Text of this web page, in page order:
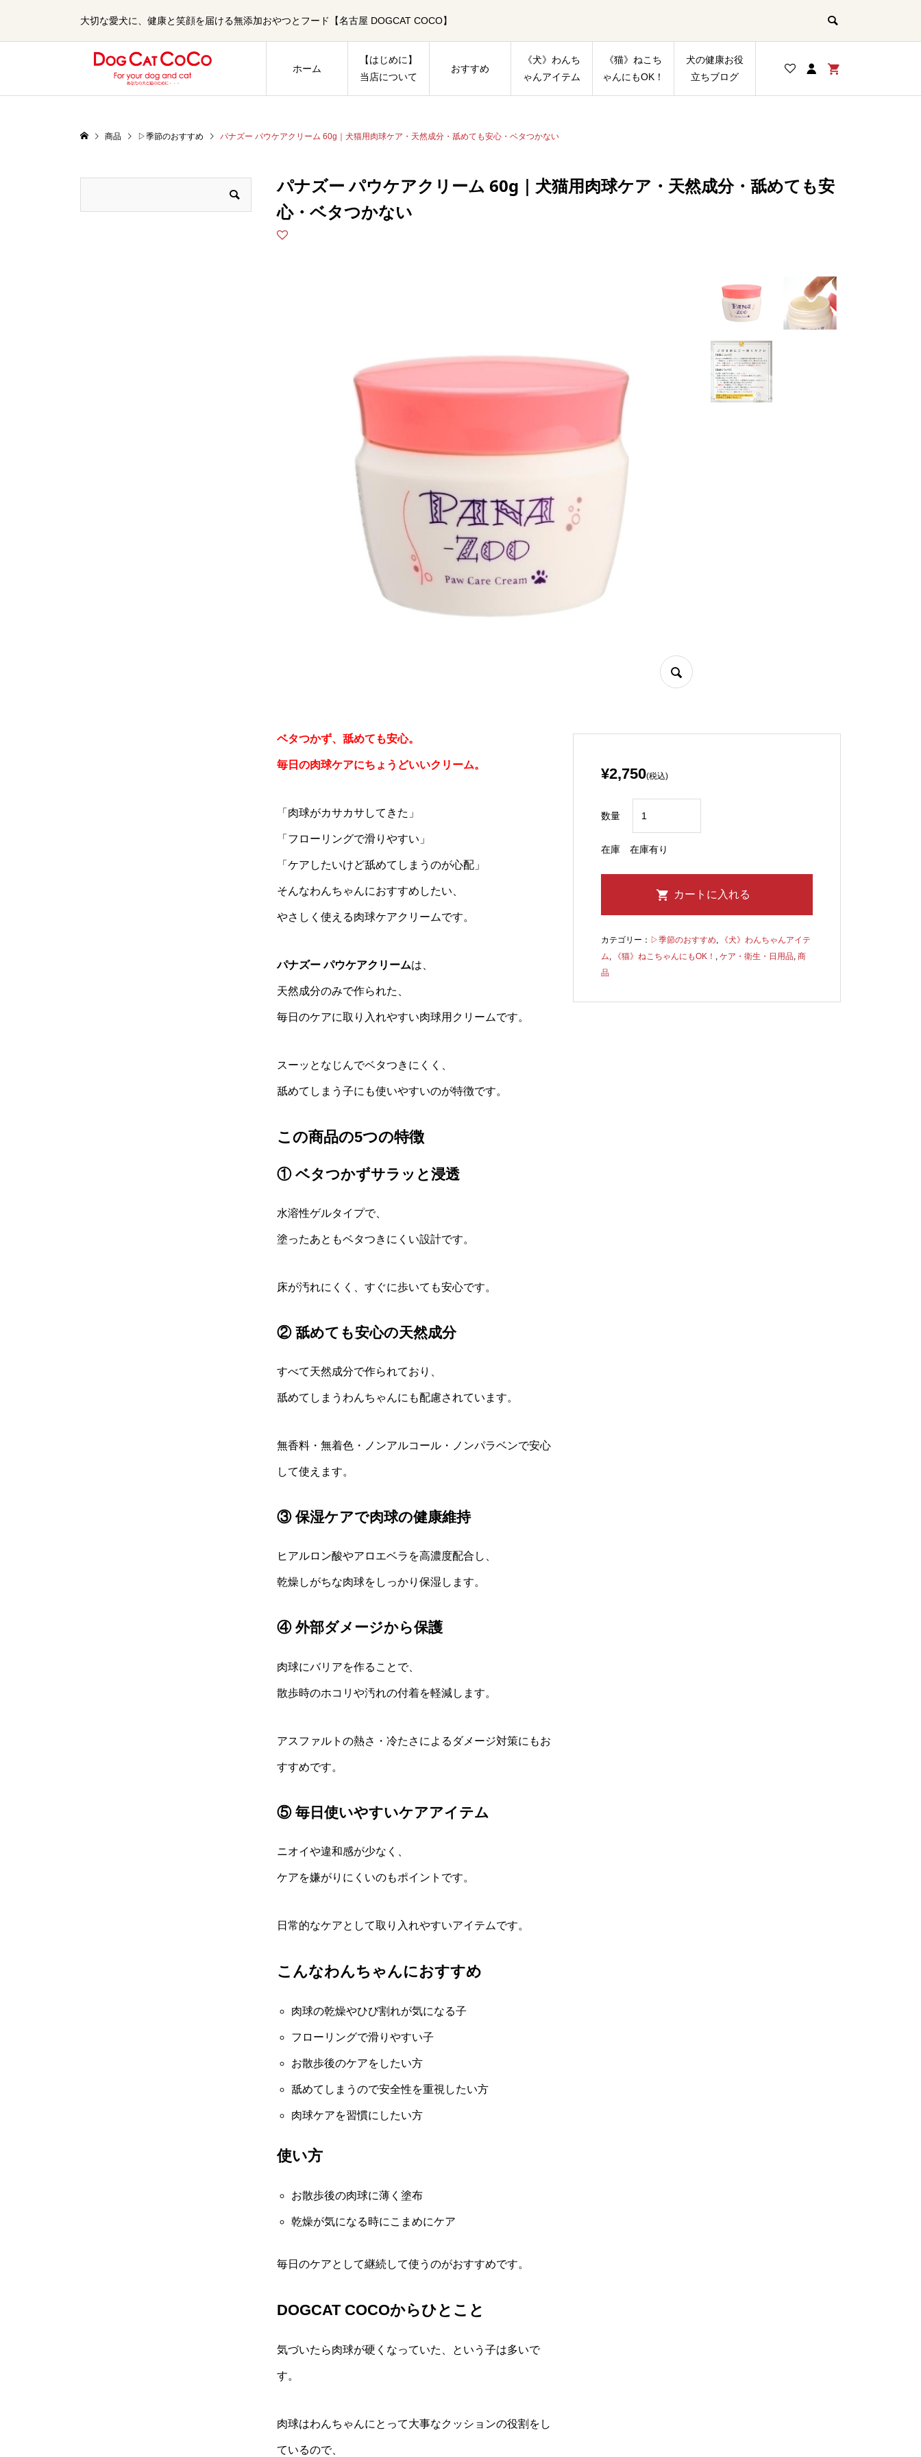
大切な愛犬に、健康と笑顔を届ける無添加おやつとフード【名古屋 DOGCAT COCO】
ホーム
【はじめに】
当店について
おすすめ
《犬》わんち
ゃんアイテム
《猫》ねこち
ゃんにもOK！
犬の健康お役
立ちブログ
商品 ▷季節のおすすめ パナズー パウケアクリーム 60g｜犬猫用肉球ケア・天然成分・舐めても安心・ベタつかない
パナズー パウケアクリーム 60g｜犬猫用肉球ケア・天然成分・舐めても安
心・ベタつかない
ベタつかず、舐めても安心。
毎日の肉球ケアにちょうどいいクリーム。
「肉球がカサカサしてきた」
「フローリングで滑りやすい」
「ケアしたいけど舐めてしまうのが心配」
そんなわんちゃんにおすすめしたい、
やさしく使える肉球ケアクリームです。
パナズー パウケアクリームは、
天然成分のみで作られた、
毎日のケアに取り入れやすい肉球用クリームです。
スーッとなじんでベタつきにくく、
舐めてしまう子にも使いやすいのが特徴です。
この商品の5つの特徴
① ベタつかずサラッと浸透
水溶性ゲルタイプで、
塗ったあともベタつきにくい設計です。
床が汚れにくく、すぐに歩いても安心です。
② 舐めても安心の天然成分
すべて天然成分で作られており、
舐めてしまうわんちゃんにも配慮されています。
無香料・無着色・ノンアルコール・ノンパラベンで安心
して使えます。
③ 保湿ケアで肉球の健康維持
ヒアルロン酸やアロエベラを高濃度配合し、
乾燥しがちな肉球をしっかり保湿します。
④ 外部ダメージから保護
肉球にバリアを作ることで、
散歩時のホコリや汚れの付着を軽減します。
アスファルトの熱さ・冷たさによるダメージ対策にもお
すすめです。
⑤ 毎日使いやすいケアアイテム
ニオイや違和感が少なく、
ケアを嫌がりにくいのもポイントです。
日常的なケアとして取り入れやすいアイテムです。
こんなわんちゃんにおすすめ
肉球の乾燥やひび割れが気になる子
フローリングで滑りやすい子
お散歩後のケアをしたい方
舐めてしまうので安全性を重視したい方
肉球ケアを習慣にしたい方
使い方
お散歩後の肉球に薄く塗布
乾燥が気になる時にこまめにケア
毎日のケアとして継続して使うのがおすすめです。
DOGCAT COCOからひとこと
気づいたら肉球が硬くなっていた、という子は多いで
す。
肉球はわんちゃんにとって大事なクッションの役割をし
ているので、
¥2,750(税込)
数量
在庫 在庫有り
カテゴリー： ▷季節のおすすめ,
《犬》わんちゃんアイテ
ム, 《猫》ねこちゃんにもOK！ ,ケア・衛生・日用品,商
品